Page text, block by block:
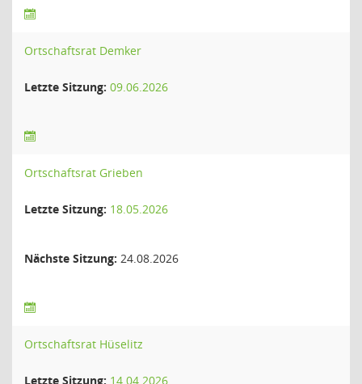
Ortschaftsrat Demker
Letzte Sitzung: 09.06.2026
Ortschaftsrat Grieben
Letzte Sitzung: 18.05.2026
Nächste Sitzung: 24.08.2026
Ortschaftsrat Hüselitz
Letzte Sitzung: 14.04.2026